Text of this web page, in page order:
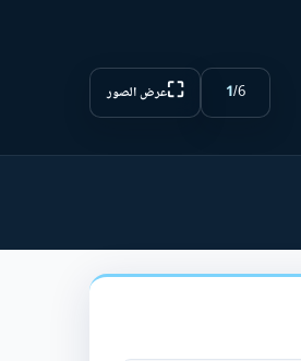
1/6
⛶عرض الصور